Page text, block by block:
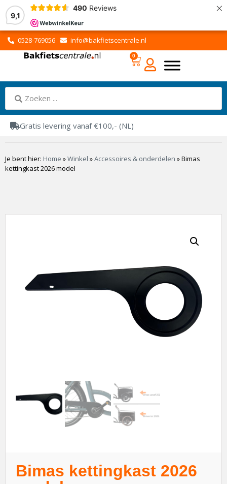
9,1
490 Reviews ×
0528-769056 info@bakfietscentrale.nl
0
Gratis levering vanaf €100,- (NL)
Je bent hier: Home »Winkel »Accessoires & onderdelen »Bimas
kettingkast 2026 model
Bimas kettingkast 2026